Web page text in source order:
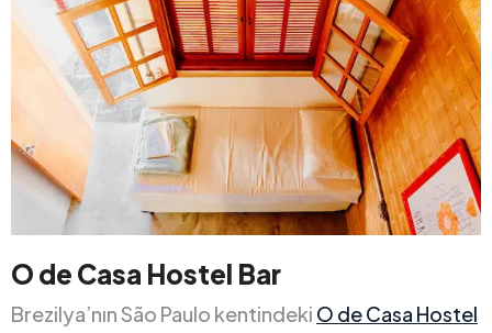
O de Casa Hostel Bar
Brezilya’nın São Paulo kentindeki O de Casa Hostel